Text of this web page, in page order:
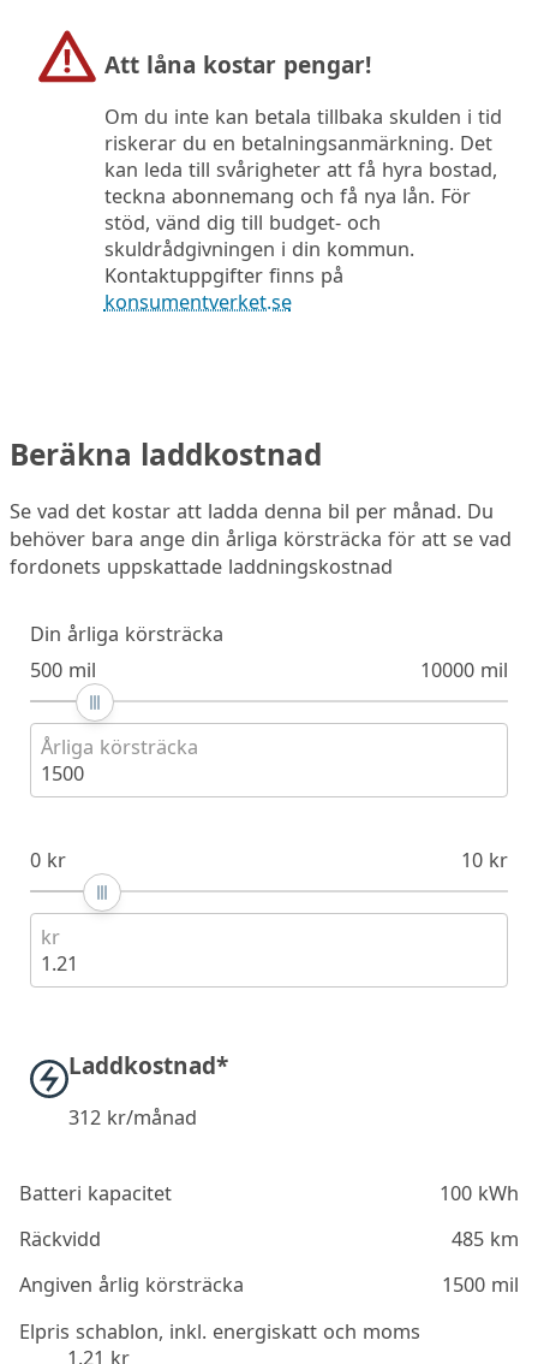
Att låna kostar pengar!
Om du inte kan betala tillbaka skulden i tid
riskerar du en betalningsanmärkning. Det
kan leda till svårigheter att få hyra bostad,
teckna abonnemang och få nya lån. För
stöd, vänd dig till budget- och
skuldrådgivningen i din kommun.
Kontaktuppgifter finns på
konsumentverket.se
Beräkna laddkostnad
Se vad det kostar att ladda denna bil per månad. Du
behöver bara ange din årliga körsträcka för att se vad
fordonets uppskattade laddningskostnad
Din årliga körsträcka
500 mil
10000 mil
Årliga körsträcka
1500
0 kr 10 kr
kr
1.21
Laddkostnad*
312kr/månad
Batteri kapacitet
100 kWh
Räckvidd
485 km
Angiven årlig körsträcka
1500 mil
Elpris schablon, inkl. energiskatt och moms
1.21 kr